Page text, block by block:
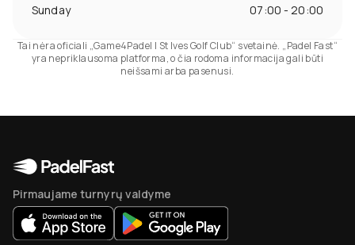
Sunday
07:00 - 20:00
Tai nėra oficiali „Game4Padel | St Ives Golf Club“ svetainė. „Padel Fast“
yra nepriklausoma platforma, o čia rodoma informacija gali būti
neišsami arba pasenusi.
Pirmaujame turnyrų valdyme